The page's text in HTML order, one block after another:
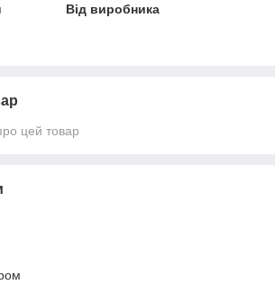
Від виробника
цей товар